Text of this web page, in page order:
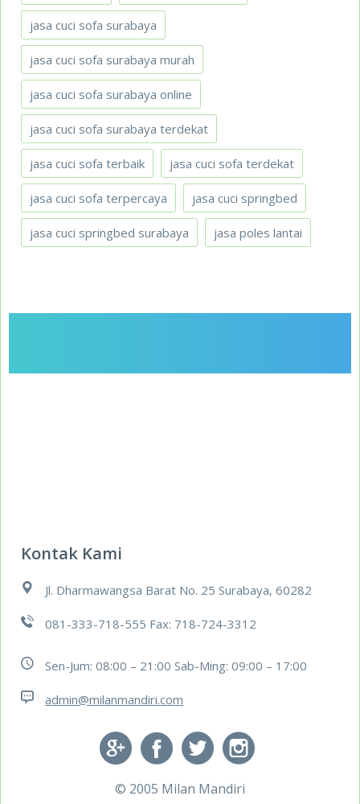
jasa cuci sofa surabaya
jasa cuci sofa surabaya murah
jasa cuci sofa surabaya online
jasa cuci sofa surabaya terdekat
jasa cuci sofa terbaik jasa cuci sofa terdekat
jasa cuci sofa terpercaya jasa cuci springbed
jasa cuci springbed surabaya jasa poles lantai
Kontak Kami
Jl. Dharmawangsa Barat No. 25 Surabaya, 60282
081-333-718-555 Fax: 718-724-3312
Sen-Jum: 08:00 – 21:00 Sab-Ming: 09:00 – 17:00
admin@milanmandiri.com
© 2005 Milan Mandiri